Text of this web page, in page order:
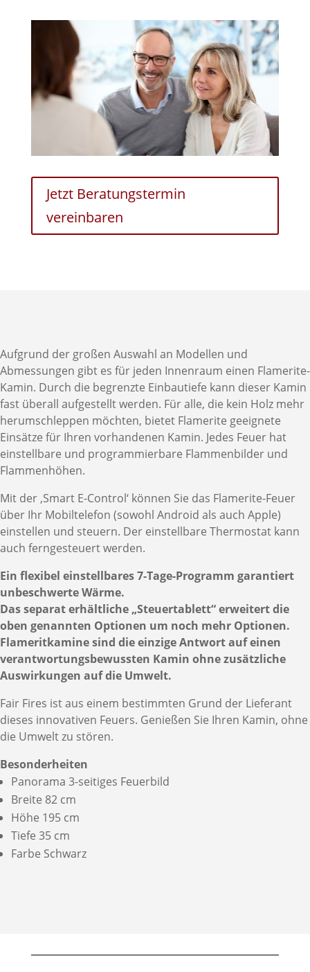
Jetzt Beratungstermin
vereinbaren
Aufgrund der großen Auswahl an Modellen und
Abmessungen gibt es für jeden Innenraum einen Flamerite-
Kamin. Durch die begrenzte Einbautiefe kann dieser Kamin
fast überall aufgestellt werden. Für alle, die kein Holz mehr
herumschleppen möchten, bietet Flamerite geeignete
Einsätze für Ihren vorhandenen Kamin. Jedes Feuer hat
einstellbare und programmierbare Flammenbilder und
Flammenhöhen.
Mit der ‚Smart E-Control‘ können Sie das Flamerite-Feuer
über Ihr Mobiltelefon (sowohl Android als auch Apple)
einstellen und steuern. Der einstellbare Thermostat kann
auch ferngesteuert werden.
Ein flexibel einstellbares 7-Tage-Programm garantiert
unbeschwerte Wärme.
Das separat erhältliche „Steuertablett“ erweitert die
oben genannten Optionen um noch mehr Optionen.
Flameritkamine sind die einzige Antwort auf einen
verantwortungsbewussten Kamin ohne zusätzliche
Auswirkungen auf die Umwelt.
Fair Fires ist aus einem bestimmten Grund der Lieferant
dieses innovativen Feuers. Genießen Sie Ihren Kamin, ohne
die Umwelt zu stören.
Besonderheiten
Panorama 3-seitiges Feuerbild
Breite 82 cm
Höhe 195 cm
Tiefe 35 cm
Farbe Schwarz